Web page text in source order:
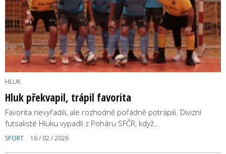
HLUK
Hluk překvapil, trápil favorita
Favorita nevyřadili, ale rozhodně pořádně potrápili. Divizní
futsalisté Hluku vypadli z Poháru SFČR, když…
SPORT 16 / 02 / 2026